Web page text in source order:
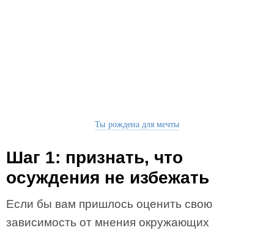
Ты рождена для мечты
Шаг 1: признать, что
осуждения не избежать
Если бы вам пришлось оценить свою
зависимость от мнения окружающих